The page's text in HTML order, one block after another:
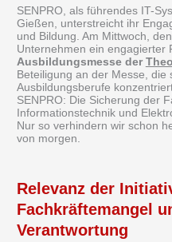
SENPRO, als führendes IT-
Gießen, unterstreicht ihr
und Bildung. Am Mittwoch,
Unternehmen ein engagierter
Ausbildungsmesse der
Beteiligung an der Messe, die
Ausbildungsberufe
SENPRO: Die Sicherung der
Informationstechnik und
Nur so verhindern wir schon
von morgen.
Relevanz der
Fachkräftemangel
Verantwortung